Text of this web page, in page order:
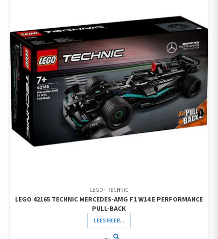
LEGO TECHNIC
LEGO 42165 TECHNIC MERCEDES-AMG F1 W14 E PERFORMANCE
PULL-BACK
LEES MEER...